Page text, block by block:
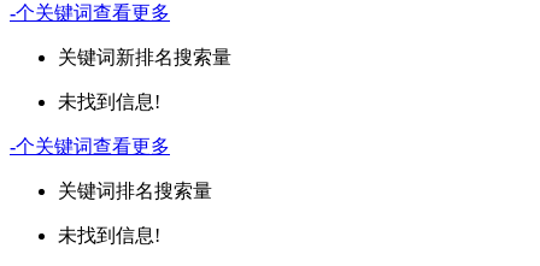
-个关键词查看更多
关键词新排名搜索量
未找到信息!
-个关键词查看更多
关键词排名搜索量
未找到信息!